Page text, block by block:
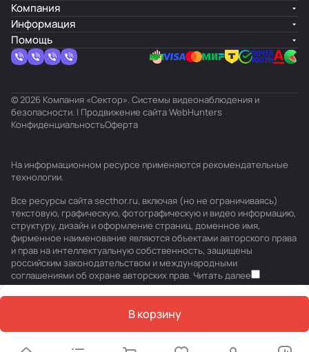
В корзину
Компания
Информация
Помощь
© 2026 Компания «Сектор». Системы видеонаблюдения и
безопасности. | Продвижение сайтаWebHunters
КонфиденциальностьОферта
На информационном ресурсе применяются рекомендательные
технологии.
Все ресурсы сайта secthor.ru, включая (но не ограничиваясь)
текстовую, графическую, фотографическую и видео информацию,
структуру, дизайн и оформление страниц, доменное имя,
фирменное наименование являются объектами авторского права
и прав на интеллектуальную собственность, защищены
российским законодательством и международными
соглашениями об охране авторских прав. Читать далее